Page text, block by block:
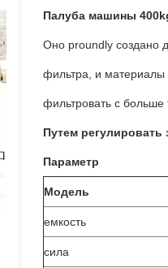
Палуба машины
Оно proundly создано
фильтра, и материалы
фильтровать с больше
Путем
Параметр
Модель
емкость
сила